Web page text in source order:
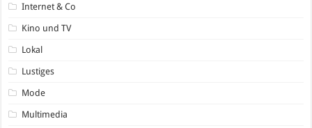
Internet & Co
Kino und TV
Lokal
Lustiges
Mode
Multimedia